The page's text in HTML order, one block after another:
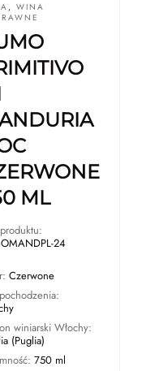
, WINA
ML
24
Czerwone
winiarski Włochy:
(Puglia)
750 ml